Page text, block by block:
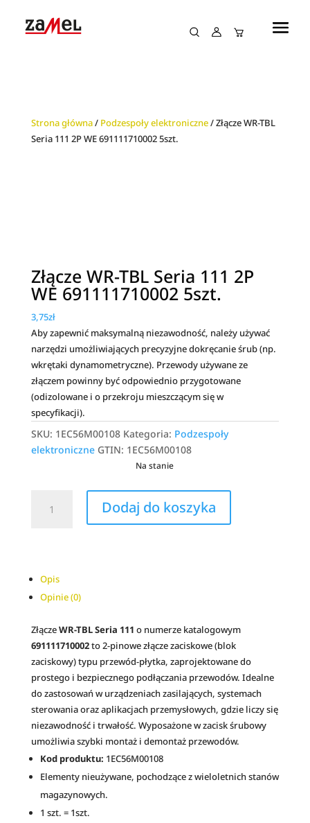
Strona główna/ Podzespoły elektroniczne/ Złącze WR-TBL
Seria 111 2P WE 691111710002 5szt.
Złącze WR-TBL Seria 111 2P
WE 691111710002 5szt.
3,75zł
Aby zapewnić maksymalną niezawodność, należy używać
narzędzi umożliwiających precyzyjne dokręcanie śrub (np.
wkrętaki dynamometryczne). Przewody używane ze
złączem powinny być odpowiednio przygotowane
(odizolowane i o przekroju mieszczącym się w
specyfikacji).
SKU: 1EC56M00108 Kategoria: Podzespoły
elektroniczne GTIN: 1EC56M00108
Na stanie
Złącze
111
2P
691111710002
5szt.
Dodaj do koszyka
:
Opis
Opinie (0)
ZłączeWR-TBL Seria 111 o numerze katalogowym
691111710002to 2-pinowe złącze zaciskowe (blok
zaciskowy) typu przewód-płytka, zaprojektowane do
prostego i bezpiecznego podłączania przewodów. Idealne
do zastosowań w urządzeniach zasilających, systemach
sterowania oraz aplikacjach przemysłowych, gdzie liczy się
niezawodność i trwałość. Wyposażone w zacisk śrubowy
umożliwia szybki montaż i demontaż przewodów.
Kod produktu: 1EC56M00108
Elementy nieużywane, pochodzące z wieloletnich stanów
magazynowych.
1 szt. = 1szt.